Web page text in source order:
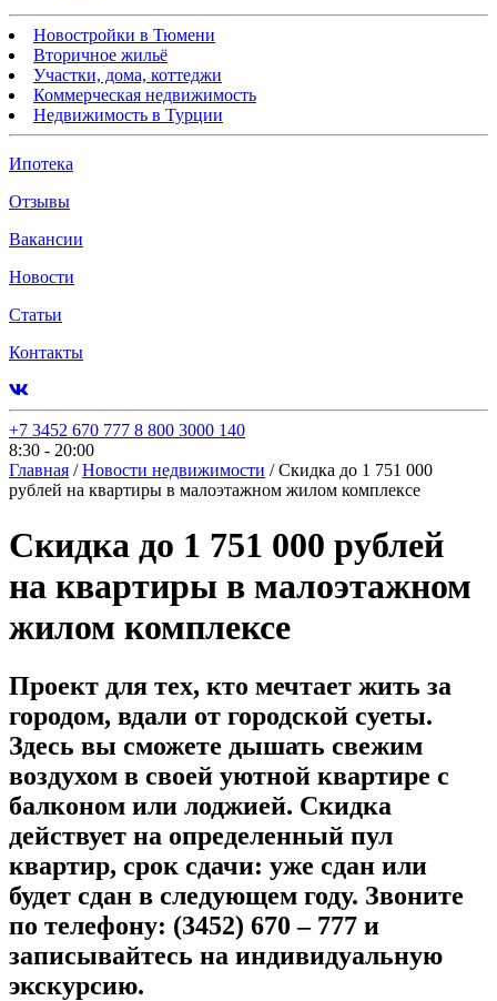
Новостройки в Тюмени
Вторичное жильё
Участки, дома, коттеджи
Коммерческая недвижимость
Недвижимость в Турции
Ипотека
Отзывы
Вакансии
Новости
Статьи
Контакты
+7 3452 670 777 8 800 3000 140
8:30 - 20:00
Главная / Новости недвижимости / Скидка до 1 751 000
рублей на квартиры в малоэтажном жилом комплексе
Скидка до 1 751 000 рублей
на квартиры в малоэтажном
жилом комплексе
Проект для тех, кто мечтает жить за
городом, вдали от городской суеты.
Здесь вы сможете дышать свежим
воздухом в своей уютной квартире с
балконом или лоджией. Скидка
действует на определенный пул
квартир, срок сдачи: уже сдан или
будет сдан в следующем году. Звоните
по телефону: (3452) 670 – 777 и
записывайтесь на индивидуальную
экскурсию.